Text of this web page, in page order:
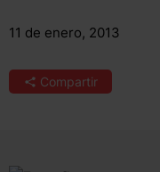
11 de enero, 2013
Compartir